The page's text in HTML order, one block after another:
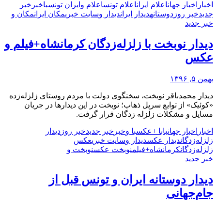
اخبار اخبار جهاناعلام ایراناعلام تونساعلام و ایران تونسباخبر خبر
جدیدخبر روز دوستانهدیدار ایراندیدار وسایت خبریمکان ایرانمکان و
خبر جدید
دیدار نوبخت با زلزله‌زدگان کرمانشاه+فیلم و
عکس
بهمن ۵, ۱۳۹۶
دیدار محمدباقر نوبخت، سخنگوی دولت با مردم روستای زلزله‌زده
«کوئیک» از توابع سرپل ذهاب؛ نوبخت در این دیدارها در جریان
مسایل و مشکلات زلزله زدگان قرار گرفت.
اخبار اخبار جهانبابا +عکسبا وخبر خبر جدیدخبر روز دیدار
زلزله‌زدگاندیدار عکسدیدار وسایت خبریعکس
زلزله‌زدگانکرمانشاه+فیلمنوبخت عکسنوبخت و
خبر جدید
دیدار دوستانه ایران و تونس قبل از
جام‌جهانی